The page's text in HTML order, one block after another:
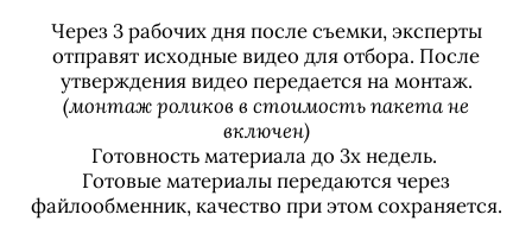
Через 3 рабочих дня после съемки, эксперты
отправят исходные видео для отбора. После
утверждения видео передается на монтаж.
(монтаж роликов в стоимость пакета не
включен)
Готовность материала до 3х недель.
Готовые материалы передаются через
файлообменник, качество при этом сохраняется.